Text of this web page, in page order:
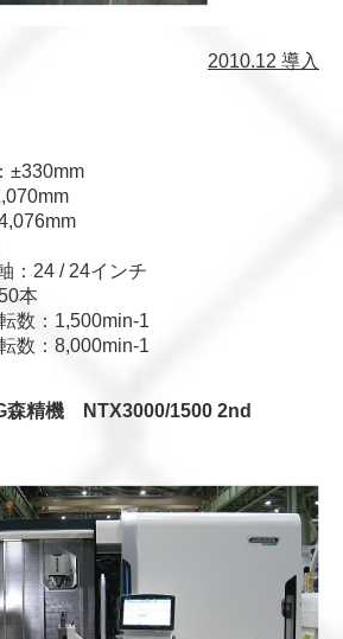
2010.12 導入
±330mm
：24 / 24インチ
本
数：1,500min-1
数：8,000min-1
森精機 NTX3000/1500 2nd